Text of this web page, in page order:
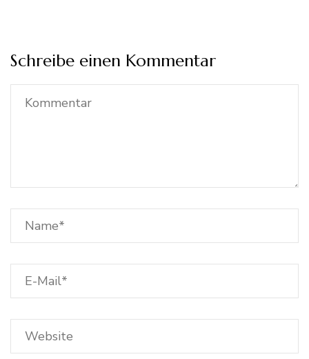
Schreibe einen Kommentar